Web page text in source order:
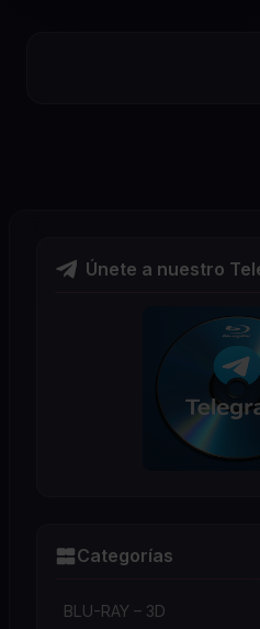
Únete a nuestro
Categorías
BLU-RAY – 3D